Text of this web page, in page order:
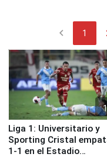
chevron_left 1
Liga 1: Universitario y
Sporting Cristal
1-1 en el Estadio